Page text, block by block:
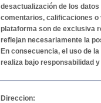
desactualización de los
comentarios, calificaciones
plataforma son de exclusiva
reflejan necesariamente la
En consecuencia, el uso de
realiza bajo responsabilidad
Direccion: